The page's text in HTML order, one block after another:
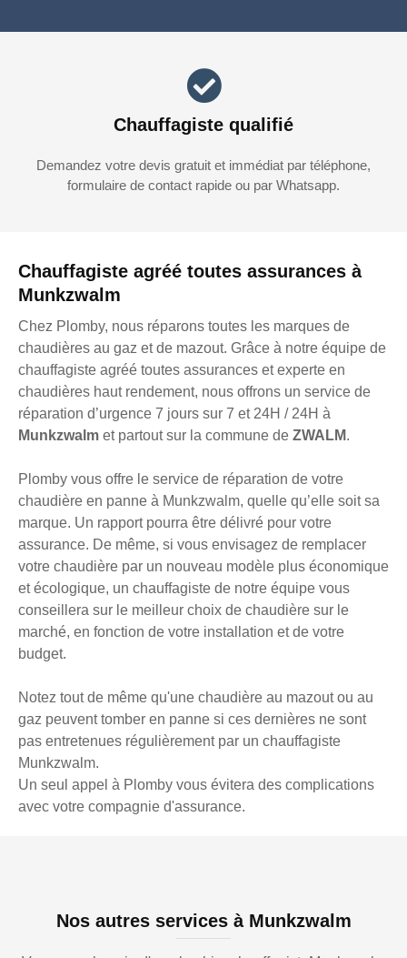
Chauffagiste agréé toutes assurances à
Munkzwalm
Chez Plomby, nous réparons toutes les marques de
chaudières au gaz et de mazout. Grâce à notre équipe de
chauffagiste agréé toutes assurances et experte en
chaudières haut rendement, nous offrons un service de
réparation d’urgence 7 jours sur 7 et 24H / 24H à
Munkzwalm et partout sur la commune de ZWALM.
Plomby vous offre le service de réparation de votre
chaudière en panne à Munkzwalm, quelle qu’elle soit sa
marque. Un rapport pourra être délivré pour votre
assurance. De même, si vous envisagez de remplacer
votre chaudière par un nouveau modèle plus économique
et écologique, un chauffagiste de notre équipe vous
conseillera sur le meilleur choix de chaudière sur le
marché, en fonction de votre installation et de votre
budget.
Notez tout de même qu'une chaudière au mazout ou au
gaz peuvent tomber en panne si ces dernières ne sont
pas entretenues régulièrement par un chauffagiste
Munkzwalm.
Un seul appel à Plomby vous évitera des complications
avec votre compagnie d'assurance.
Chauffagiste qualifié
Demandez votre devis gratuit et immédiat par téléphone,
formulaire de contact rapide ou par Whatsapp.
Nos autres services à Munkzwalm